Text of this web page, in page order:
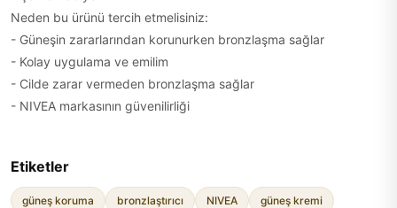
Neden bu ürünü tercih etmelisiniz:
- Güneşin zararlarından korunurken bronzlaşma sağlar
- Kolay uygulama ve emilim
- Cilde zarar vermeden bronzlaşma sağlar
- NIVEA markasının güvenilirliği
Etiketler
güneş koruma bronzlaştırıcı NIVEA güneş kremi